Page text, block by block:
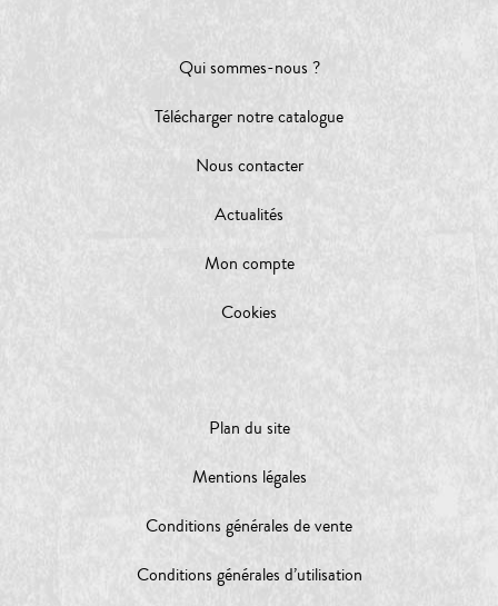
Qui sommes-nous ?
Télécharger notre catalogue
Nous contacter
Actualités
Mon compte
Cookies
Plan du site
Mentions légales
Conditions générales de vente
Conditions générales d’utilisation